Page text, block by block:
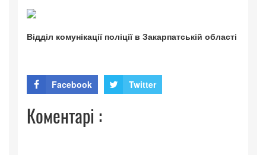
Відділ комунікації поліції в Закарпатській області
Facebook Twitter
Коментарі :